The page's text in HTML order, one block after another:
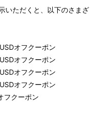
いただくと、以下のさまざ
オフクーポン
オフクーポン
オフクーポン
オフクーポン
クーポン